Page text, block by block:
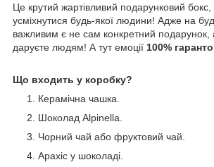
Це крутий жартівливий подарунковий
усміхнутися будь-якої людини! Адже на
важливим є не сам конкретний подарунок,
даруєте людям! А тут емоції 100%
Що входить у коробку?
Керамічна чашка.
Шоколад Alpinella.
Чорний чай або фруктовий чай.
Арахіс у шоколаді.